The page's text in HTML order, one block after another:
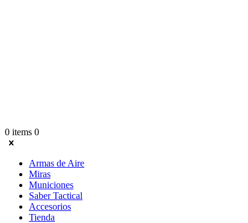
0 items 0
Armas de Aire
Miras
Municiones
Saber Tactical
Accesorios
Tienda